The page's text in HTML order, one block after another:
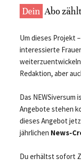
Dein Abo
Um dieses Projekt
interessierte
Redaktion, aber
Das
Angebote stehen
dieses Angebot
jährlichen News-
Du erhältst sofort